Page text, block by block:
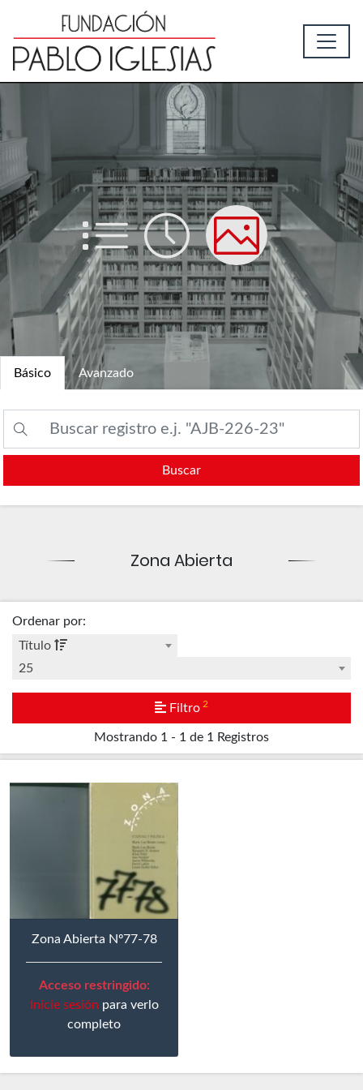
List Time Picture
Básico Avanzado
Buscar
Zona Abierta
Mostrando 1 - 1 de 1 Registros
Ordenar por:
Título
25
Filtro 2
Zona Abierta Nº77-78
Acceso restringido:
Inicie sesión para verlo
completo